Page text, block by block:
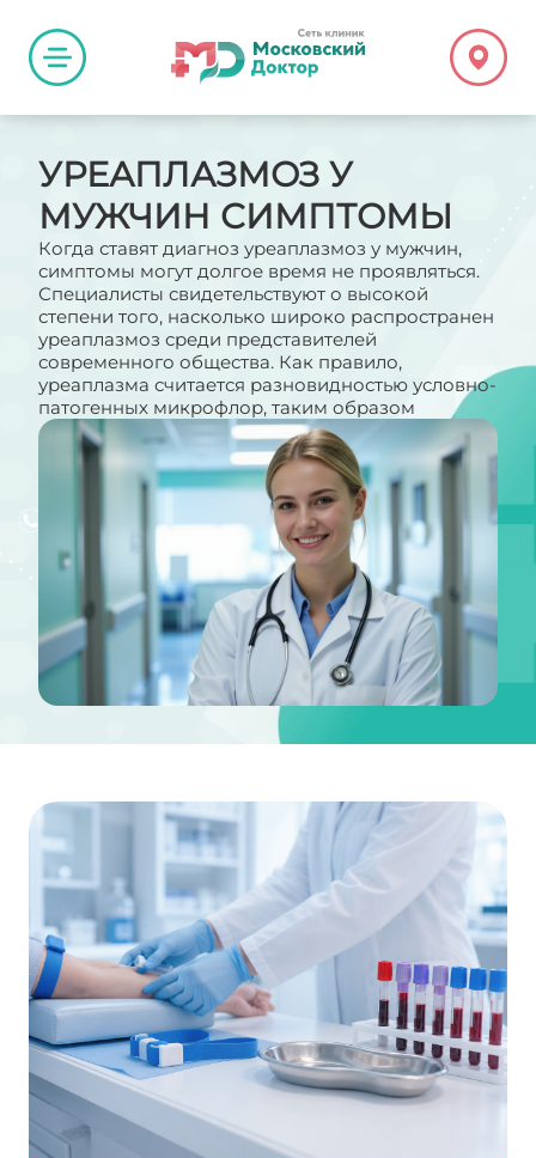
УРЕАПЛАЗМОЗ У
МУЖЧИН СИМПТОМЫ
Когда ставят диагноз уреаплазмоз у мужчин,
симптомы могут долгое время не проявляться.
Специалисты свидетельствуют о высокой
степени того, насколько широко распространен
уреаплазмоз среди представителей
современного общества. Как правило,
уреаплазма считается разновидностью условно-
патогенных микрофлор, таким образом